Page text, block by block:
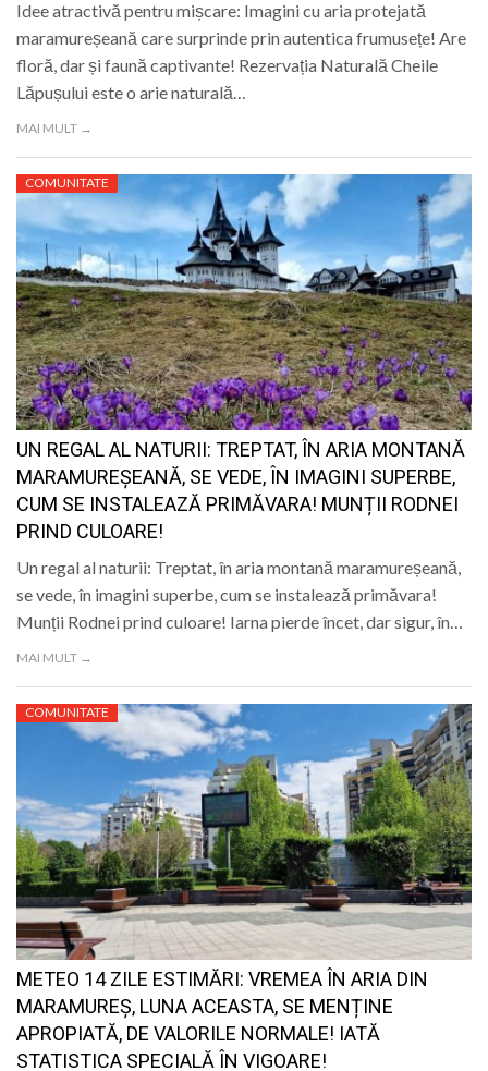
Idee atractivă pentru mișcare: Imagini cu aria protejată
maramureșeană care surprinde prin autentica frumusețe! Are
floră, dar și faună captivante! Rezervația Naturală Cheile
Lăpușului este o arie naturală…
MAI MULT →
COMUNITATE
UN REGAL AL NATURII: TREPTAT, ÎN ARIA MONTANĂ
MARAMUREȘEANĂ, SE VEDE, ÎN IMAGINI SUPERBE,
CUM SE INSTALEAZĂ PRIMĂVARA! MUNȚII RODNEI
PRIND CULOARE!
Un regal al naturii: Treptat, în aria montană maramureșeană,
se vede, în imagini superbe, cum se instalează primăvara!
Munții Rodnei prind culoare! Iarna pierde încet, dar sigur, în…
MAI MULT →
COMUNITATE
METEO 14 ZILE ESTIMĂRI: VREMEA ÎN ARIA DIN
MARAMUREȘ, LUNA ACEASTA, SE MENȚINE
APROPIATĂ, DE VALORILE NORMALE! IATĂ
STATISTICA SPECIALĂ ÎN VIGOARE!